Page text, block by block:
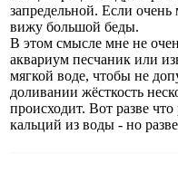
запредельной. Если
вижу большой беды.
В этом смысле мне не
аквариум песчаник или
мягкой воде, чтобы не
доливании жёсткость
происходит. Вот разве
кальций из воды - но